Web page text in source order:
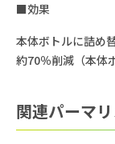
■効果
本体ボトルに詰め
約70％削減（本体
関連パーマ